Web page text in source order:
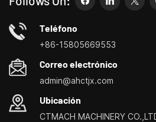
máquinas herramienta de Bite
necesidades de manera más fácil,
económica.Especializados en
domésticos, taladradoras y
tornos, taladradores y fresadores
Teléfono
+86-15805669553
Correo electrónico
admin@ahctjx.com
Ubicación
CTMACH MACHINERY